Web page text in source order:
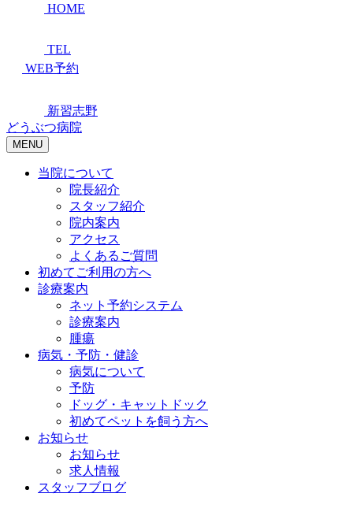
HOME
TEL
WEB予約
新習志野
どうぶつ病院
MENU
当院について
院長紹介
スタッフ紹介
院内案内
アクセス
よくあるご質問
初めてご利用の方へ
診療案内
ネット予約システム
診療案内
腫瘍
病気・予防・健診
病気について
予防
ドッグ・キャットドック
初めてペットを飼う方へ
お知らせ
お知らせ
求人情報
スタッフブログ